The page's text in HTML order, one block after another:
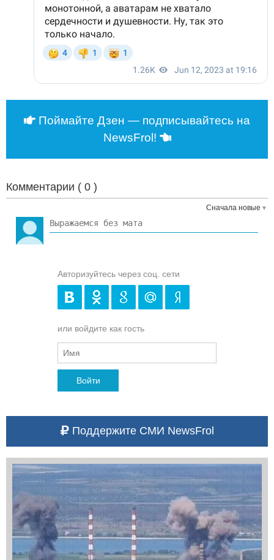
Поймайте Дзен — подписывайтесь на
NewsFrol!
Комментарии ( 0 )
Сначала новые
Авторизуйтесь через соц. сети
или войдите как гость
Войти
Поддержите СМИ NewsFrol